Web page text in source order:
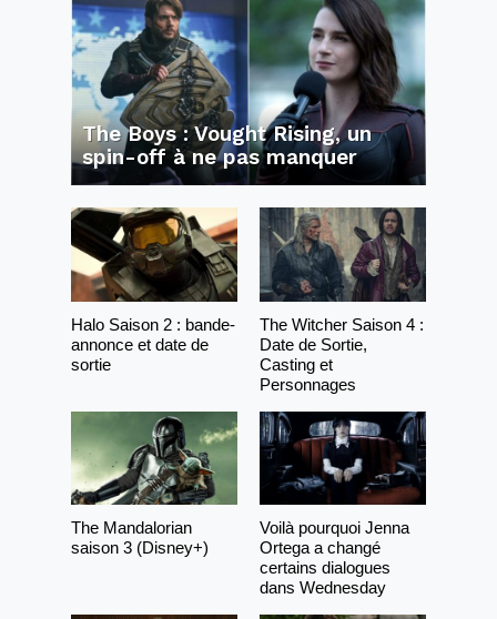
The Boys : Vought Rising, un
spin-off à ne pas manquer
Halo Saison 2 : bande-
annonce et date de
sortie
The Witcher Saison 4 :
Date de Sortie,
Casting et
Personnages
The Mandalorian
saison 3 (Disney+)
Voilà pourquoi Jenna
Ortega a changé
certains dialogues
dans Wednesday